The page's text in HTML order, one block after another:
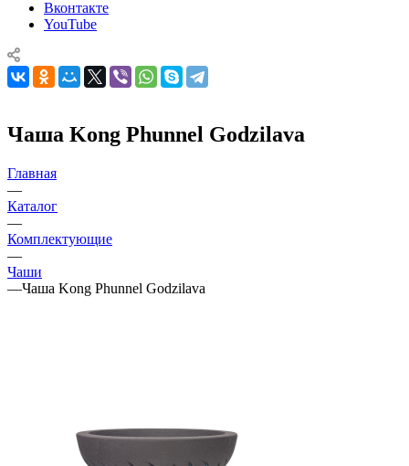
Вконтакте
YouTube
Чаша Kong Phunnel Godzilava
Главная
—
Каталог
—
Комплектующие
—
Чаши
—Чаша Kong Phunnel Godzilava